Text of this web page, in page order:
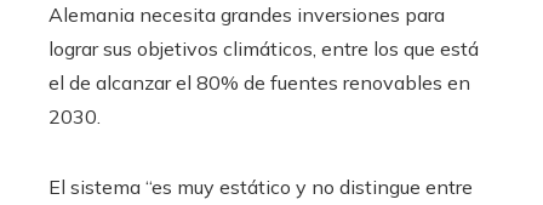
Alemania necesita grandes inversiones para
lograr sus objetivos climáticos, entre los que está
el de alcanzar el 80% de fuentes renovables en
2030.
El sistema “es muy estático y no distingue entre